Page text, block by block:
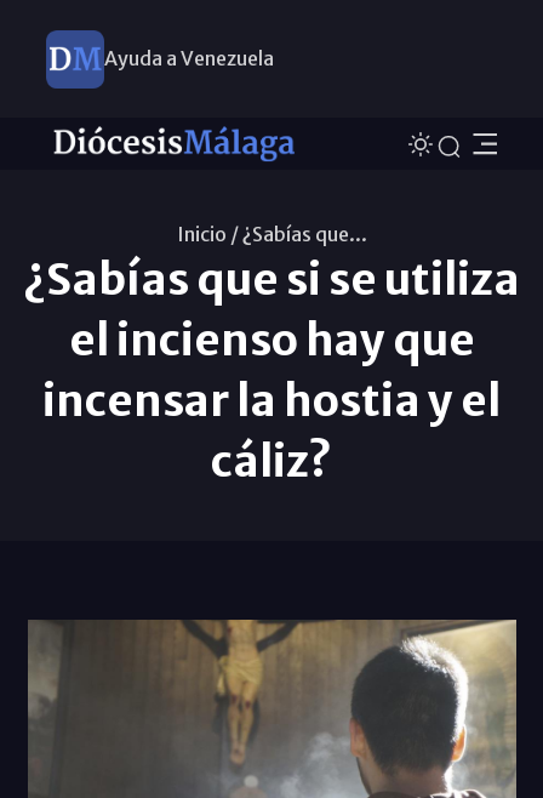
Ayuda a Venezuela
Inicio /¿Sabías que...
¿Sabías que si se utiliza
el incienso hay que
incensar la hostia y el
cáliz?